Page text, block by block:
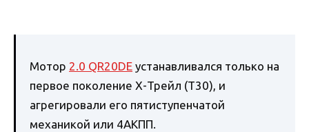
Мотор 2.0 QR20DE устанавливался только на
первое поколение Х-Трейл (Т30), и
агрегировали его пятиступенчатой
механикой или 4АКПП.